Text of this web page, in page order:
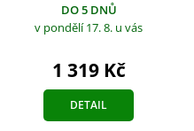
DO 5 DNŮ
v pondělí 17. 8. u vás
1 319 Kč
DETAIL